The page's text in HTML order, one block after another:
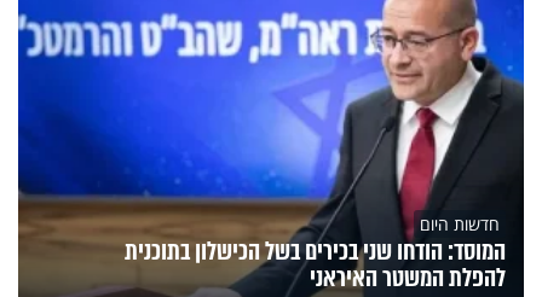
חדשות היום
המוסד: הודחו שני בכירים בשל הכישלון בתוכנית
להפלת המשטר האיראני